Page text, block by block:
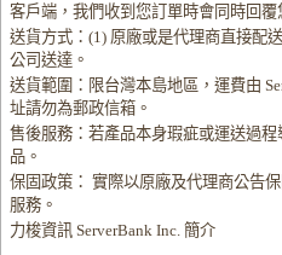
客戶端，我們收到您訂單時會同時回覆
送貨方式：(1) 原廠或是代理商直接配
公司送達。
送貨範圍：限台灣本島地區，運費由
址請勿為郵政信箱。
售後服務：若產品本身瑕疵或運送過
品。
保固政策： 實際以原廠及代理商公告
服務。
力梭資訊 ServerBank Inc. 簡介